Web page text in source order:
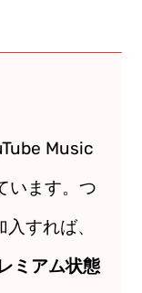
Music
います。つ
すれば、
ミアム状態